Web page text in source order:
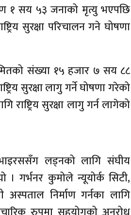
१ सय ५३ जनाको मृत्यु भएपछि
सुरक्षा परिचालन गने घोषणा
संख्या १५ हजार ७ सय ८८
सुरक्षा लागु गर्ने घोषणा गरेको
राष्ट्रिय सुरक्षा लागु गर्न लागेको
भाइरससँग लड्नको लागि संघीय
। गर्भनर कुमोले न्यूयोर्क सिटी,
निर्माण गर्नका लागि